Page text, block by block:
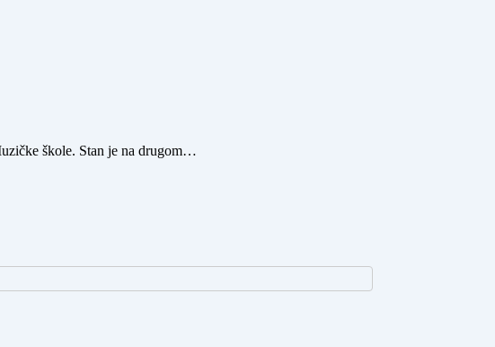
škole. Stan je na drugom…